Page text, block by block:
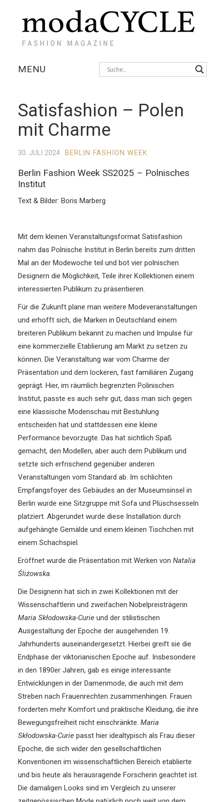
MENU
AUSSTELLUNGEN
INTERVIEWS
Satisfashion – Polen
mit Charme
30. JULI 2024 BERLIN FASHION WEEK
Berlin Fashion Week SS2025 – Polnisches
Institut
Text & Bilder: Boris Marberg
Mit dem kleinen Veranstaltungsformat Satisfashion
nahm das Polnische Institut in Berlin bereits zum dritten
Mal an der Modewoche teil und bot vier polnischen
Designern die Möglichkeit, Teile ihrer Kollektionen einem
interessierten Publikum zu präsentieren.
Für die Zukunft plane man weitere Modeveranstaltungen
und erhofft sich, die Marken in Deutschland einem
breiteren Publikum bekannt zu machen und Impulse für
eine kommerzielle Etablierung am Markt zu setzen zu
können. Die Veranstaltung war vom Charme der
Präsentation und dem lockeren, fast familiären Zugang
geprägt. Hier, im räumlich begrenzten Polinischen
Institut, passte es auch sehr gut, dass man sich gegen
eine klassische Modenschau mit Bestuhlung
entscheiden hat und stattdessen eine kleine
Performance bevorzugte. Das hat sichtlich Spaß
gemacht, den Modellen, aber auch dem Publikum und
setzte sich erfrischend gegenüber anderen
Veranstaltungen vom Standard ab. Im schlichten
Empfangsfoyer des Gebäudes an der Museumsinsel in
Berlin wurde eine Sitzgruppe mit Sofa und Plüschsesseln
platziert. Abgerundet wurde diese Installation durch
aufgehängte Gemälde und einem kleinen Tischchen mit
einem Schachspiel.
Eröffnet wurde die Präsentation mit Werken vonNatalia
Śliżowska
Die Designerin hat sich in zwei Kollektionen mit der
Wissenschaftlerin und zweifachen Nobelpreisträgerin
Maria Skłodowska-Curie und der stilistischen
Ausgestaltung der Epoche der ausgehenden 19.
Jahrhunderts auseinandergesetzt. Hierbei greift sie die
Endphase der viktorianischen Epoche auf. Insbesondere
in den 1890er Jahren, gab es einige interessante
Entwicklungen in der Damenmode, die auch mit dem
Streben nach Frauenrechten zusammenhingen. Frauen
forderten mehr Komfort und praktische Kleidung, die ihre
Bewegungsfreiheit nicht einschränkte.Maria
Skłodowska-Curie passt hier idealtypisch als Frau dieser
Epoche, die sich wider den gesellschaftlichen
Konventionen im wissenschaftlichen Bereich etablierte
und bis heute als herausragende Forscherin geachtet ist.
Die damaligen Looks sind im Vergleich zu unserer